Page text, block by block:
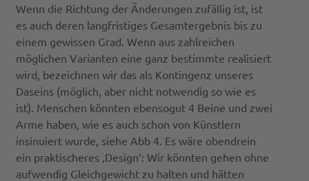
Wenn die Richtung der Änderungen zufällig ist, ist
es auch deren langfristiges Gesamtergebnis bis zu
einem gewissen Grad. Wenn aus zahlreichen
möglichen Varianten eine ganz bestimmte realisiert
wird, bezeichnen wir das als Kontingenz unseres
Daseins (möglich, aber nicht notwendig so wie es
ist). Menschen könnten ebensogut 4 Beine und zwei
Arme haben, wie es auch schon von Künstlern
insinuiert wurde, siehe Abb 4. Es wäre obendrein
ein praktischeres ‚Design‘: Wir könnten gehen ohne
aufwendig Gleichgewicht zu halten und hätten